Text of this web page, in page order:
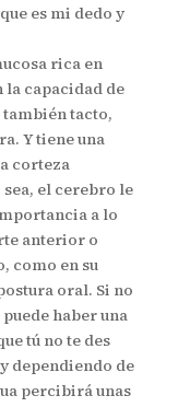
es mi dedo y
rica en
la capacidad de
tacto,
Y tiene una
corteza
el cerebro le
a lo
anterior o
como en su
oral. Si no
haber una
tú no te des
dependiendo de
percibirá unas